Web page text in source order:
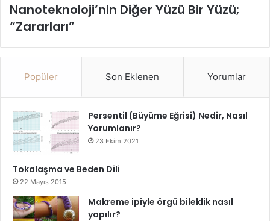
Nanoteknoloji’nin Diğer Yüzü Bir Yüzü;
“Zararları”
Popüler Son Eklenen Yorumlar
Persentil (Büyüme Eğrisi) Nedir, Nasıl
Yorumlanır?
23 Ekim 2021
Tokalaşma ve Beden Dili
22 Mayıs 2015
Makreme ipiyle örgü bileklik nasıl
yapılır?